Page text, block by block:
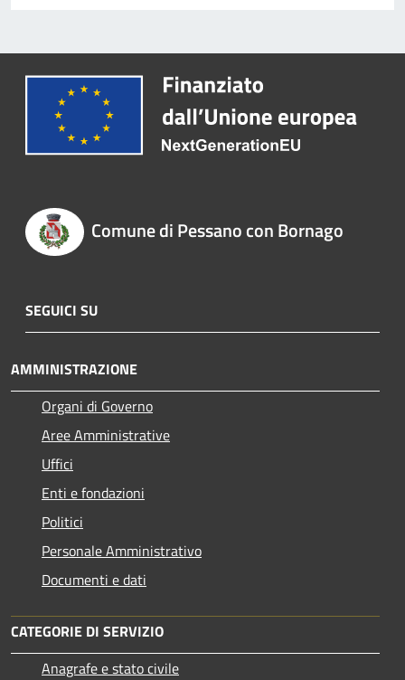
Comune di Pessano con Bornago
SEGUICI SU
AMMINISTRAZIONE
Organi di Governo
Aree Amministrative
Uffici
Enti e fondazioni
Politici
Personale Amministrativo
Documenti e dati
CATEGORIE DI SERVIZIO
Anagrafe e stato civile